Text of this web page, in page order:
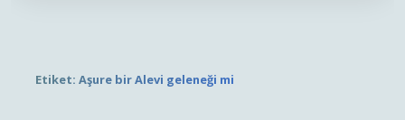
Etiket: Aşure bir Alevi geleneği mi